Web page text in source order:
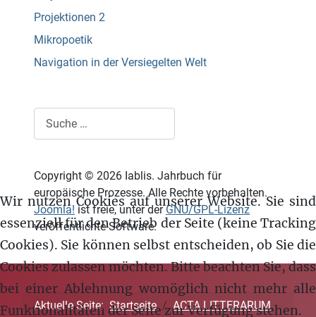
Projektionen 2
Mikropoetik
Navigation in der Versiegelten Welt
Copyright © 2026 Iablis. Jahrbuch für
europäische Prozesse. Alle Rechte vorbehalten.
Joomla! ist freie, unter derGNU/GPL-Lizenz
veröffentlichte Software.
Aktuelle Seite: Startseite
ACTA LITTERARUM
Wir nutzen Cookies auf unserer Website. Sie sind
essenziell für den Betrieb der Seite (keine Tracking
Cookies). Sie können selbst entscheiden, ob Sie die
Cookies zulassen möchten. Bitte beachten Sie, dass
bei einer Ablehnung womöglich nicht mehr alle
Funktionalitäten der Seite zur Verfügung stehen.